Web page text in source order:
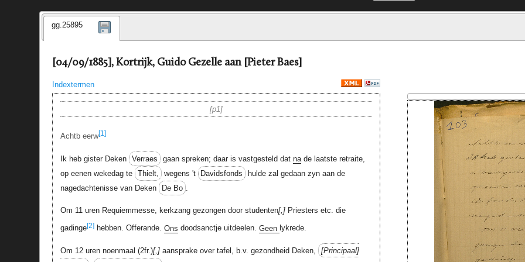
gg.25895
[04/09/1885], Kortrijk, Guido Gezelle aan [Pieter Baes]
Indextermen
p1
Achtb eerw[1]
Ik heb gister Deken Verraes gaan spreken; daar is vastgesteld dat nade laatste retraite,
op eenen wekedag te Thielt, wegens 't Davidsfonds
hulde zal gedaan zyn aan de
nagedachtenisse van Deken
De Bo .
Om 11 uren Requiemmesse, kerkzang gezongen door studenten , Priesters etc. die
gadinge[2]hebben. Offerande. Ons doodsanctje uitdeelen. Geen lykrede.
Om 12 uren noenmaal (2fr.) , aansprake over tafel, b.v. gezondheid Deken,
Principaal